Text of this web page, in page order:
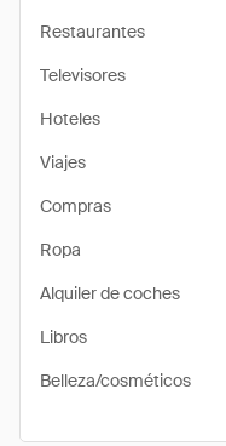
Restaurantes
Televisores
Hoteles
Viajes
Compras
Ropa
Alquiler de coches
Libros
Belleza/cosméticos